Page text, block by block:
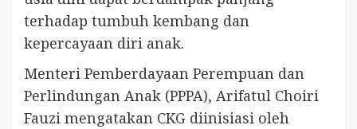
terhadap tumbuh kembang dan
kepercayaan diri anak.
Menteri Pemberdayaan Perempuan dan
Perlindungan Anak (PPPA), Arifatul Choiri
Fauzi mengatakan CKG diinisiasi oleh